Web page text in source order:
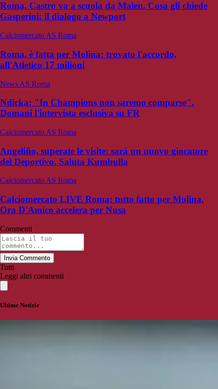
Roma, Castro va a scuola da Malen. Cosa gli chiede
Gasperini: il dialogo a Newport
Calciomercato AS Roma
Roma, è fatta per Molina: trovato l'accordo,
all'Atletico 17 milioni
News AS Roma
Ndicka: "In Champions non saremo comparse".
Domani l'intervista esclusiva su FR
Calciomercato AS Roma
Angeliño, superate le visite: sarà un nuovo giocatore
del Deportivo. Saluta Kumbulla
Calciomercato AS Roma
Calciomercato LIVE Roma: tutto fatto per Molina.
Ora D'Amico accelera per Nusa
Commenti
Invia Commento
Tutti
Leggi altri commenti
Ultime Notizie